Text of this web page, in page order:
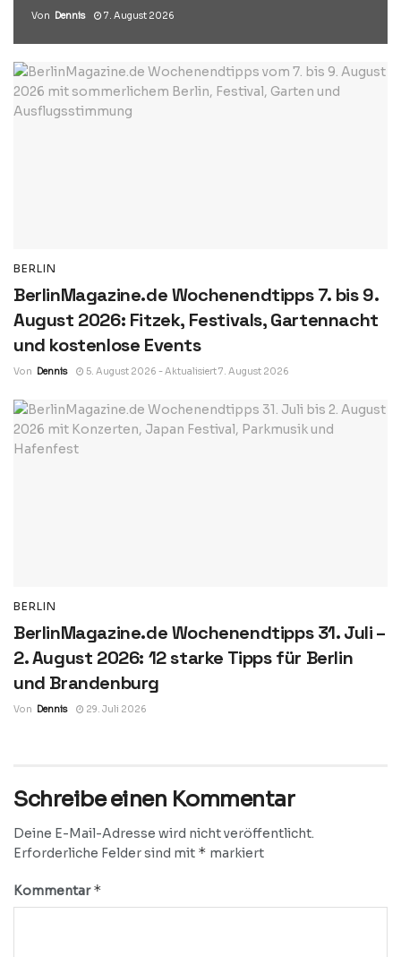
Von Dennis 7. August 2026
BERLIN
BerlinMagazine.de Wochenendtipps 7. bis 9.
August 2026: Fitzek, Festivals, Gartennacht
und kostenlose Events
Von Dennis 5. August 2026 - Aktualisiert 7. August 2026
BERLIN
BerlinMagazine.de Wochenendtipps 31. Juli –
2. August 2026: 12 starke Tipps für Berlin
und Brandenburg
Von Dennis 29. Juli 2026
Schreibe einen Kommentar
Deine E-Mail-Adresse wird nicht veröffentlicht.
Erforderliche Felder sind mit * markiert
Kommentar*